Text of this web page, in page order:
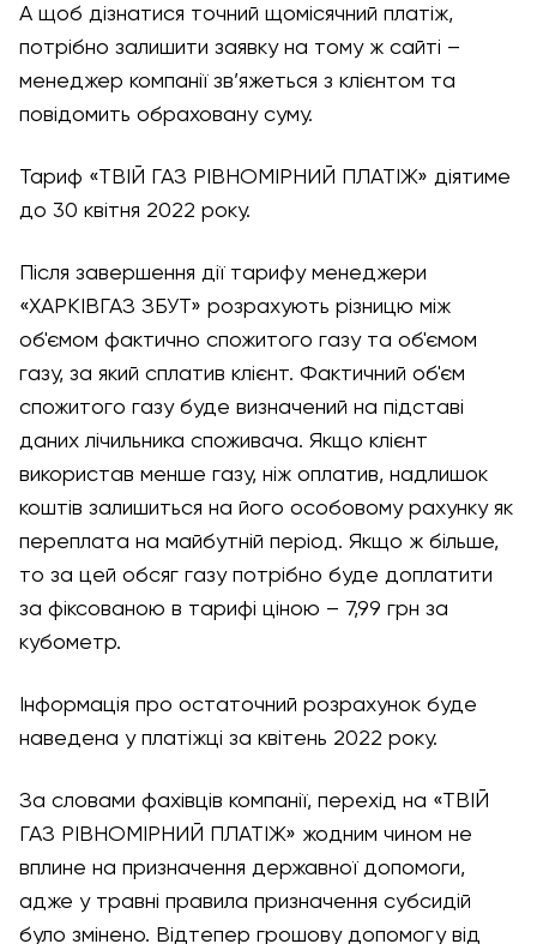
А щоб дізнатися точний щомісячний платіж,
потрібно залишити заявку на тому ж сайті –
менеджер компанії зв’яжеться з клієнтом та
повідомить обраховану суму.
Тариф «ТВІЙ ГАЗ РІВНОМІРНИЙ ПЛАТІЖ» діятиме
до 30 квітня 2022 року.
Після завершення дії тарифу менеджери
«ХАРКІВГАЗ ЗБУТ» розрахують різницю між
об'ємом фактично спожитого газу та об'ємом
газу, за який сплатив клієнт. Фактичний об'єм
спожитого газу буде визначений на підставі
даних лічильника споживача. Якщо клієнт
використав менше газу, ніж оплатив, надлишок
коштів залишиться на його особовому рахунку як
переплата на майбутній період. Якщо ж більше,
то за цей обсяг газу потрібно буде доплатити
за фіксованою в тарифі ціною – 7,99 грн за
кубометр.
Інформація про остаточний розрахунок буде
наведена у платіжці за квітень 2022 року.
За словами фахівців компанії, перехід на «ТВІЙ
ГАЗ РІВНОМІРНИЙ ПЛАТІЖ» жодним чином не
вплине на призначення державної допомоги,
адже у травні правила призначення субсидій
було змінено. Відтепер грошову допомогу від